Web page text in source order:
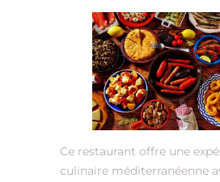
Ce restaurant offre une
culinaire méditerranéenne